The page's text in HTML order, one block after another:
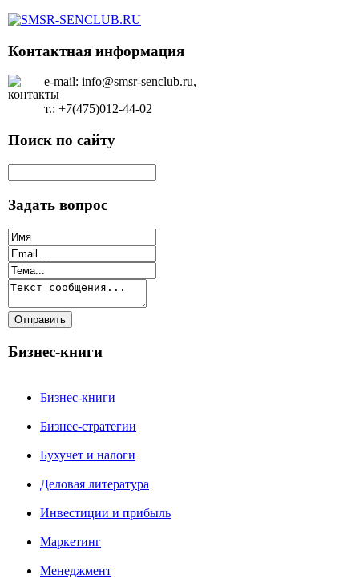
Контактная информация
e-mail: info@smsr-senclub.ru,
т.: +7(475)012-44-02
Поиск по сайту
Задать вопрос
Бизнес-книги
Бизнес-книги
Бизнес-стратегии
Бухучет и налоги
Деловая литература
Инвестиции и прибыль
Маркетинг
Менеджмент